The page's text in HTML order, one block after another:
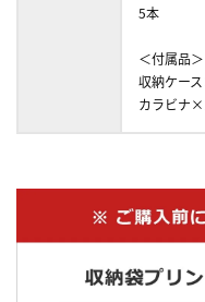
5本
＜付属品＞
収納ケー
カラビナ